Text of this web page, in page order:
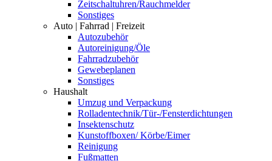
Zeitschaltuhren/Rauchmelder
Sonstiges
Auto | Fahrrad | Freizeit
Autozubehör
Autoreinigung/Öle
Fahrradzubehör
Gewebeplanen
Sonstiges
Haushalt
Umzug und Verpackung
Rolladentechnik/Tür-/Fensterdichtungen
Insektenschutz
Kunstoffboxen/ Körbe/Eimer
Reinigung
Fußmatten